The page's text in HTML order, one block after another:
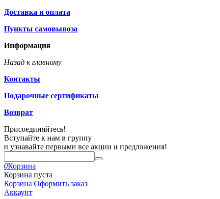
Доставка и оплата
Пункты самовывоза
Информация
Назад к главному
Контакты
Подарочные сертификаты
Возврат
Присоединяйтесь!
Вступайте к нам в группу
и узнавайте первыми все акции и предложения!
0Корзина
Корзина пуста
Корзина Оформить заказ
Аккаунт